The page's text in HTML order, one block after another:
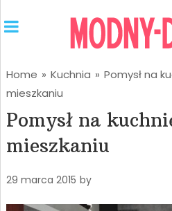
Home » Kuchnia » Pomysł na
mieszkaniu
Pomysł na
mieszkaniu
29 marca 2015 by